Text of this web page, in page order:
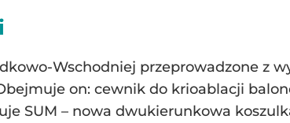
Wschodniej przeprowadzone z
on: cewnik do krioablacji
SUM – nowa dwukierunkowa